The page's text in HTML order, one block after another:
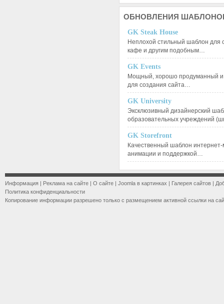
ОБНОВЛЕНИЯ
GK Steak House
Неплохой стильный шаблон для
кафе и другим подобным…
GK Events
Мощный, хорошо продуманный и
для создания сайта…
GK University
Эксклюзивный дизайнерский
образовательных учреждений
GK Storefront
Качественный шаблон
анимации и поддержкой…
Информация | Реклама на сайте | О сайте | Joomla в картинках | Галерея сайтов |
Политика конфиденциальности
Копирование информации разрешено только с размещением активной ссылки на